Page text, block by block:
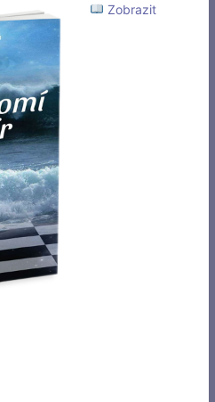
Zobrazit